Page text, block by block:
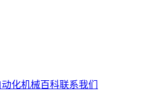
化机械百科联系我们